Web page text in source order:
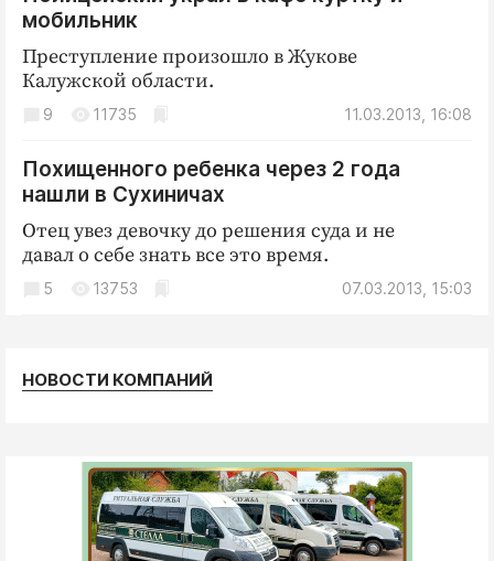
мобильник
Преступление произошло в Жукове
Калужской области.
11.03.2013, 16:08
9 11735
Похищенного ребенка через 2 года
нашли в Сухиничах
Отец увез девочку до решения суда и не
давал о себе знать все это время.
07.03.2013, 15:03
5 13753
НОВОСТИ КОМПАНИЙ